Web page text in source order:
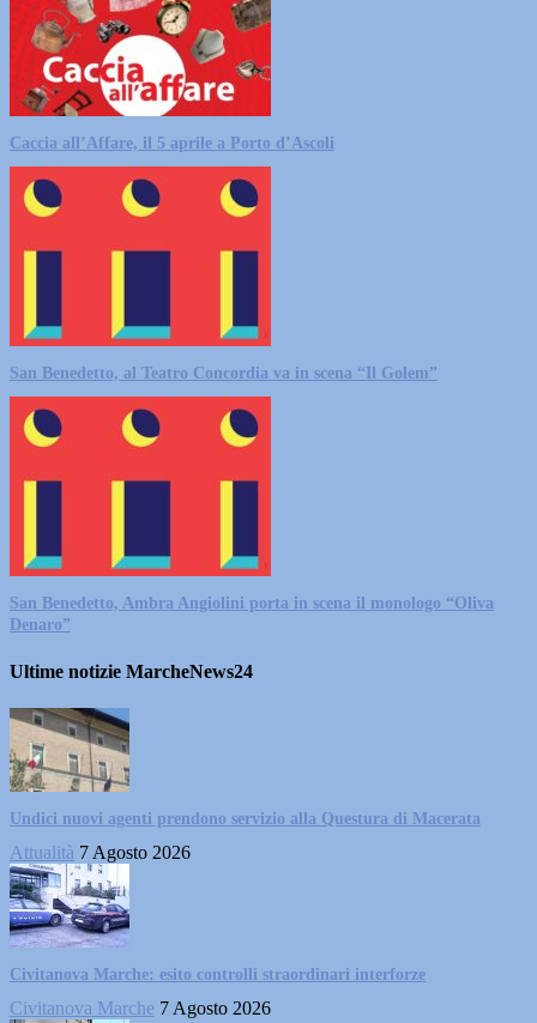
Caccia all’Affare, il 5 aprile a Porto d’Ascoli
San Benedetto, al Teatro Concordia va in scena “Il Golem”
San Benedetto, Ambra Angiolini porta in scena il monologo “Oliva
Denaro”
Ultime notizie MarcheNews24
Undici nuovi agenti prendono servizio alla Questura di Macerata
Attualità 7 Agosto 2026
Civitanova Marche: esito controlli straordinari interforze
Civitanova Marche 7 Agosto 2026